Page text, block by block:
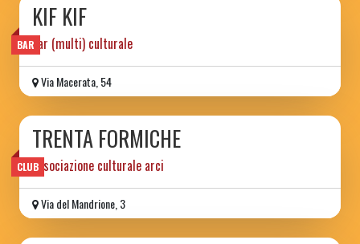
BAR
KIF KIF
bar (multi) culturale
Via Macerata, 54
CLUB
TRENTA FORMICHE
associazione culturale arci
Via del Mandrione, 3